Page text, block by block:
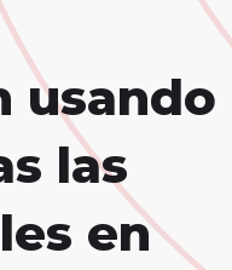
usando
las
en